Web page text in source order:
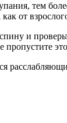
тем
от
и
пропустите